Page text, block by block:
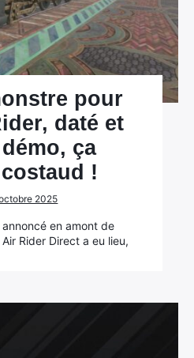
pour
daté et
ça
!
2025
en amont de
Rider Direct a eu lieu,